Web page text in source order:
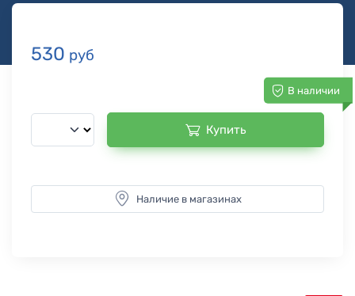
530 руб
В наличии
Купить
Наличие в магазинах